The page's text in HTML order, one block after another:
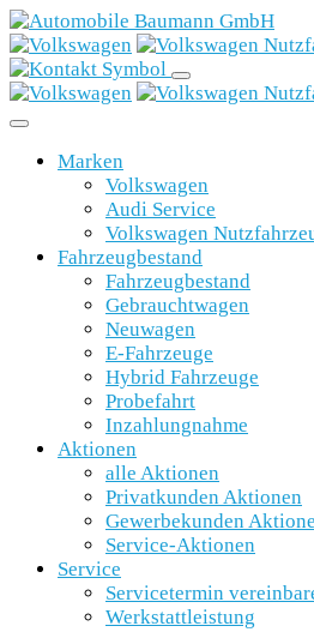
Marken
Volkswagen
Audi Service
Volkswagen
Fahrzeugbestand
Fahrzeugbestand
Gebrauchtwagen
Neuwagen
E-Fahrzeuge
Hybrid Fahrzeuge
Probefahrt
Inzahlungnahme
Aktionen
alle Aktionen
Privatkunden Aktionen
Gewerbekunden
Service-Aktionen
Service
Servicetermin
Werkstattleistung